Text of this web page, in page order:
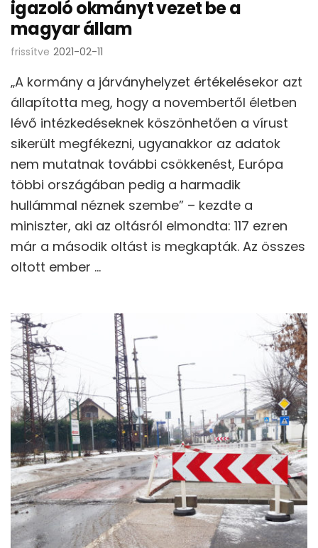
igazoló okmányt vezet be a
magyar állam
frissítve 2021-02-11
„A kormány a járványhelyzet értékelésekor azt
állapította meg, hogy a novembertől életben
lévő intézkedéseknek köszönhetően a vírust
sikerült megfékezni, ugyanakkor az adatok
nem mutatnak további csökkenést, Európa
többi országában pedig a harmadik
hullámmal néznek szembe” – kezdte a
miniszter, aki az oltásról elmondta: 117 ezren
már a második oltást is megkapták. Az összes
oltott ember …